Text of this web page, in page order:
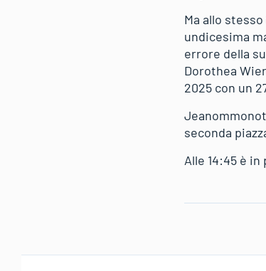
Ma allo
undicesima
errore della
Dorothea
2025 con un
seconda
Alle 14:45 è